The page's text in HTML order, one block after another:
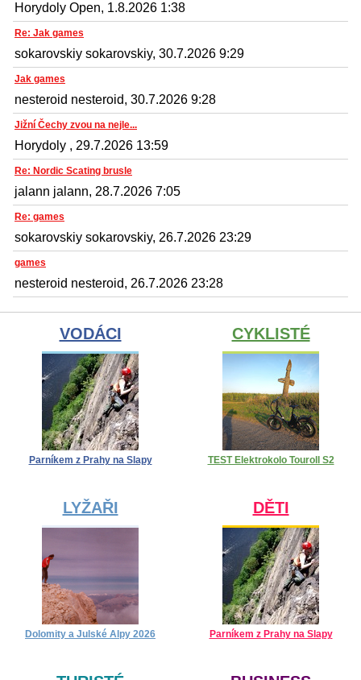
Horydoly Open, 1.8.2026 1:38
Re: Jak games
sokarovskiy sokarovskiy, 30.7.2026 9:29
Jak games
nesteroid nesteroid, 30.7.2026 9:28
Jižní Čechy zvou na nejle...
Horydoly , 29.7.2026 13:59
Re: Nordic Scating brusle
jalann jalann, 28.7.2026 7:05
Re: games
sokarovskiy sokarovskiy, 26.7.2026 23:29
games
nesteroid nesteroid, 26.7.2026 23:28
VODÁCI
Parníkem z Prahy na Slapy
CYKLISTÉ
TEST Elektrokolo Touroll S2
LYŽAŘI
Dolomity a Julské Alpy 2026
DĚTI
Parníkem z Prahy na Slapy